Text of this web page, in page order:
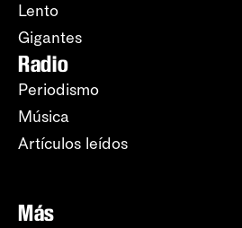
Lento
Gigantes
Radio
Periodismo
Música
Artículos leídos
Más